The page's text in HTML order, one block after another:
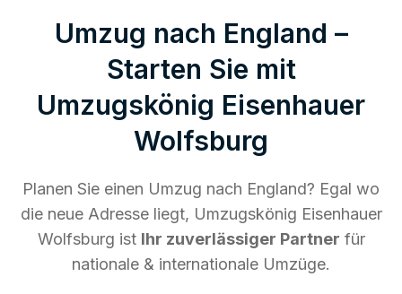
Umzug nach England –
Starten Sie mit
Umzugskönig Eisenhauer
Wolfsburg
Planen Sie einen Umzug nach England? Egal wo
die neue Adresse liegt, Umzugskönig Eisenhauer
Wolfsburg ist Ihr zuverlässiger Partner für
nationale & internationale Umzüge.